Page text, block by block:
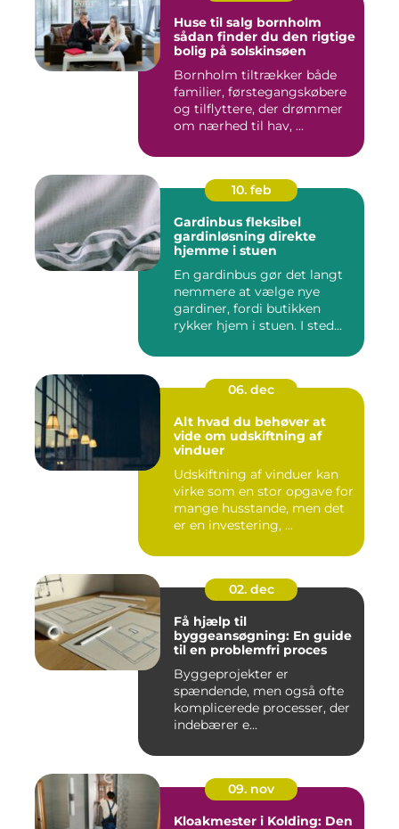
Huse til salg bornholm
sådan finder du den rigtige
bolig på solskinsøen
Bornholm tiltrækker både
familier, førstegangskøbere
og tilflyttere, der drømmer
om nærhed til hav, ...
10. feb
Gardinbus fleksibel
gardinløsning direkte
hjemme i stuen
En gardinbus gør det langt
nemmere at vælge nye
gardiner, fordi butikken
rykker hjem i stuen. I sted...
06. dec
Alt hvad du behøver at
vide om udskiftning af
vinduer
Udskiftning af vinduer kan
virke som en stor opgave for
mange husstande, men det
er en investering, ...
02. dec
Få hjælp til
byggeansøgning: En guide
til en problemfri proces
Byggeprojekter er
spændende, men også ofte
komplicerede processer, der
indebærer e...
09. nov
Kloakmester i Kolding: Den